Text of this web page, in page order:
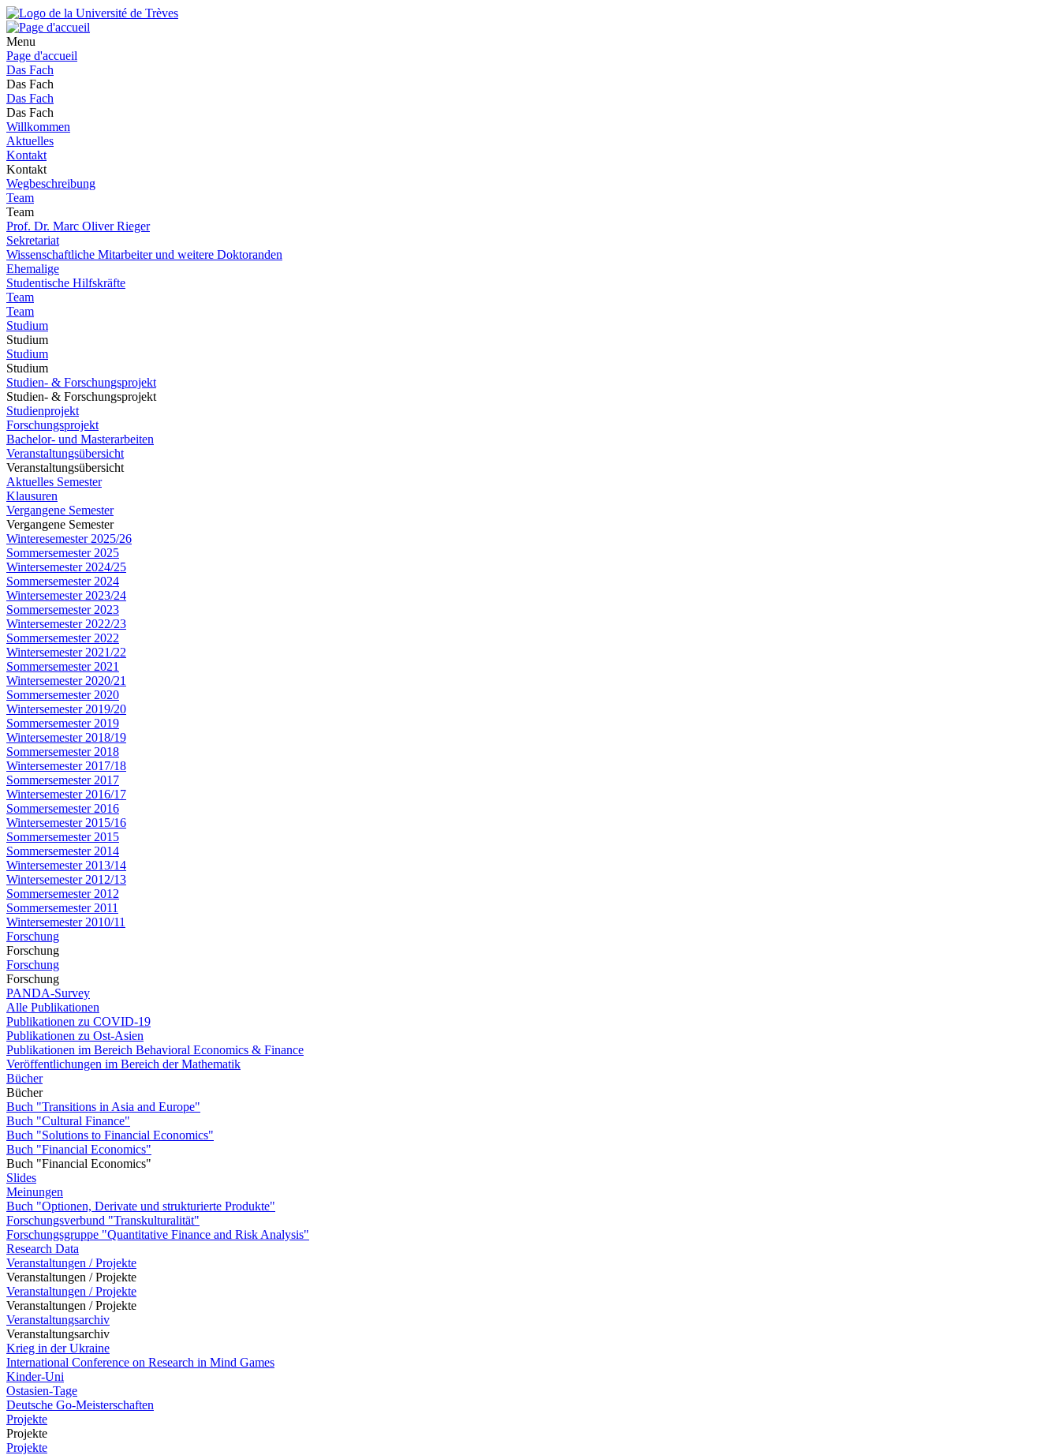
Menu
Page d'accueil
Das Fach
Das Fach
Das Fach
Das Fach
Willkommen
Aktuelles
Kontakt
Kontakt
Wegbeschreibung
Team
Team
Prof. Dr. Marc Oliver Rieger
Sekretariat
Wissenschaftliche Mitarbeiter und weitere Doktoranden
Ehemalige
Studentische Hilfskräfte
Team
Team
Studium
Studium
Studium
Studium
Studien- & Forschungsprojekt
Studien- & Forschungsprojekt
Studienprojekt
Forschungsprojekt
Bachelor- und Masterarbeiten
Veranstaltungsübersicht
Veranstaltungsübersicht
Aktuelles Semester
Klausuren
Vergangene Semester
Vergangene Semester
Winteresemester 2025/26
Sommersemester 2025
Wintersemester 2024/25
Sommersemester 2024
Wintersemester 2023/24
Sommersemester 2023
Wintersemester 2022/23
Sommersemester 2022
Wintersemester 2021/22
Sommersemester 2021
Wintersemester 2020/21
Sommersemester 2020
Wintersemester 2019/20
Sommersemester 2019
Wintersemester 2018/19
Sommersemester 2018
Wintersemester 2017/18
Sommersemester 2017
Wintersemester 2016/17
Sommersemester 2016
Wintersemester 2015/16
Sommersemester 2015
Sommersemester 2014
Wintersemester 2013/14
Wintersemester 2012/13
Sommersemester 2012
Sommersemester 2011
Wintersemester 2010/11
Forschung
Forschung
Forschung
Forschung
PANDA-Survey
Alle Publikationen
Publikationen zu COVID-19
Publikationen zu Ost-Asien
Publikationen im Bereich Behavioral Economics & Finance
Veröffentlichungen im Bereich der Mathematik
Bücher
Bücher
Buch "Transitions in Asia and Europe"
Buch "Cultural Finance"
Buch "Solutions to Financial Economics"
Buch "Financial Economics"
Buch "Financial Economics"
Slides
Meinungen
Buch "Optionen, Derivate und strukturierte Produkte"
Forschungsverbund "Transkulturalität"
Forschungsgruppe "Quantitative Finance and Risk Analysis"
Research Data
Veranstaltungen / Projekte
Veranstaltungen / Projekte
Veranstaltungen / Projekte
Veranstaltungen / Projekte
Veranstaltungsarchiv
Veranstaltungsarchiv
Krieg in der Ukraine
International Conference on Research in Mind Games
Kinder-Uni
Ostasien-Tage
Deutsche Go-Meisterschaften
Projekte
Projekte
Projekte